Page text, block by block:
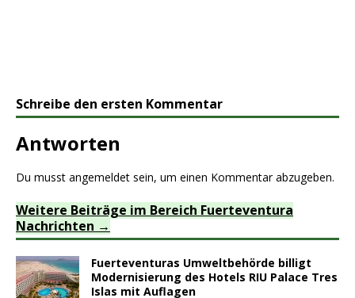
Schreibe den ersten Kommentar
Antworten
Du musst angemeldet sein, um einen Kommentar abzugeben.
Weitere Beiträge im Bereich Fuerteventura
Nachrichten
Fuerteventuras Umweltbehörde billigt
Modernisierung des Hotels RIU Palace Tres
Islas mit Auflagen